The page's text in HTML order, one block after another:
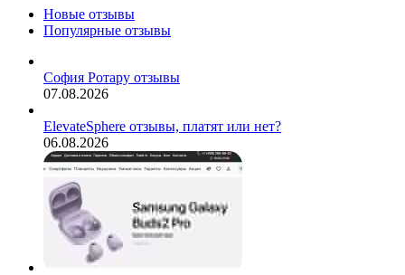
Новые отзывы
Популярные отзывы
София Ротару отзывы
07.08.2026
ElevateSphere отзывы, платят или нет?
06.08.2026